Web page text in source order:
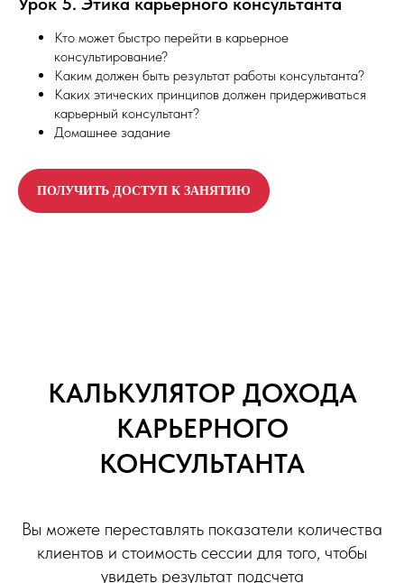
Кто может быстро перейти в карьерное
консультирование?
Каким должен быть результат работы консультанта?
Каких этических принципов должен придерживаться
карьерный консультант?
Домашнее задание
ПОЛУЧИТЬ ДОСТУП К ЗАНЯТИЮ
КАЛЬКУЛЯТОР ДОХОДА
КАРЬЕРНОГО
КОНСУЛЬТАНТА
Вы можете переставлять показатели количества
клиентов и стоимость сессии для того, чтобы
увидеть результат подсчета